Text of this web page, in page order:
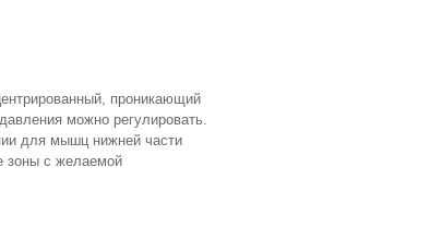
проникающий
можно регулировать.
для мышц нижней части
зоны с желаемой